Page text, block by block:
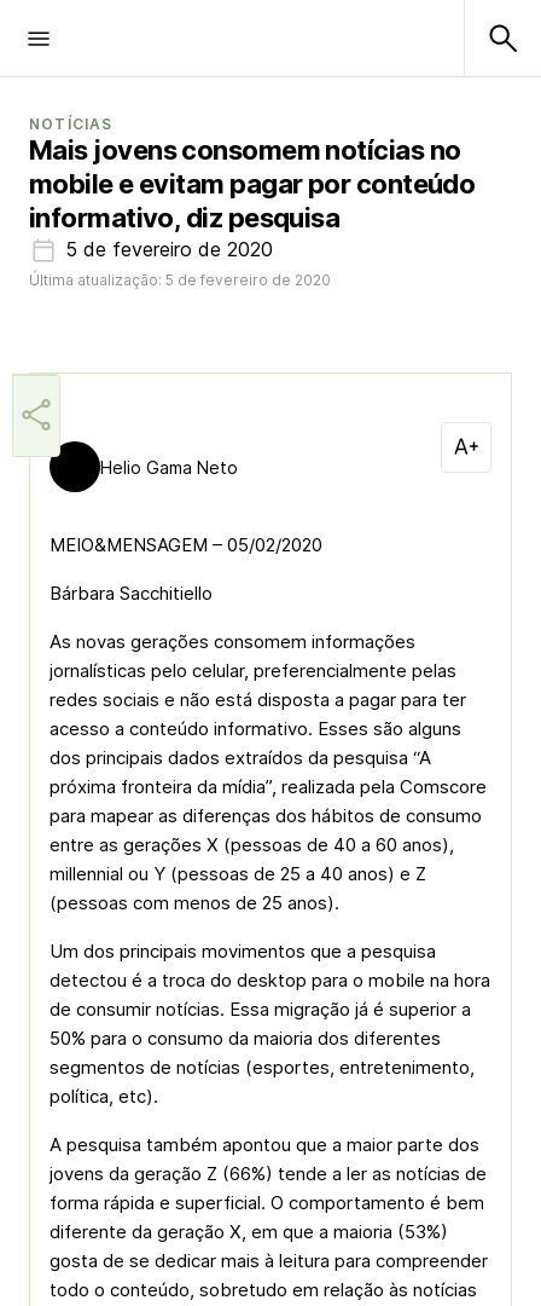
NOTÍCIAS
Mais jovens consomem notícias no
mobile e evitam pagar por conteúdo
informativo, diz pesquisa
5 de fevereiro de 2020
Última atualização: 5 de fevereiro de 2020
Helio Gama Neto
MEIO&MENSAGEM – 05/02/2020
Bárbara Sacchitiello
As novas gerações consomem informações
jornalísticas pelo celular, preferencialmente pelas
redes sociais e não está disposta a pagar para ter
acesso a conteúdo informativo. Esses são alguns
dos principais dados extraídos da pesquisa “A
próxima fronteira da mídia”, realizada pela Comscore
para mapear as diferenças dos hábitos de consumo
entre as gerações X (pessoas de 40 a 60 anos),
millennial ou Y (pessoas de 25 a 40 anos) e Z
(pessoas com menos de 25 anos).
Um dos principais movimentos que a pesquisa
detectou é a troca do desktop para o mobile na hora
de consumir notícias. Essa migração já é superior a
50% para o consumo da maioria dos diferentes
segmentos de notícias (esportes, entretenimento,
política, etc).
A pesquisa também apontou que a maior parte dos
jovens da geração Z (66%) tende a ler as notícias de
forma rápida e superficial. O comportamento é bem
diferente da geração X, em que a maioria (53%)
gosta de se dedicar mais à leitura para compreender
todo o conteúdo, sobretudo em relação às notícias